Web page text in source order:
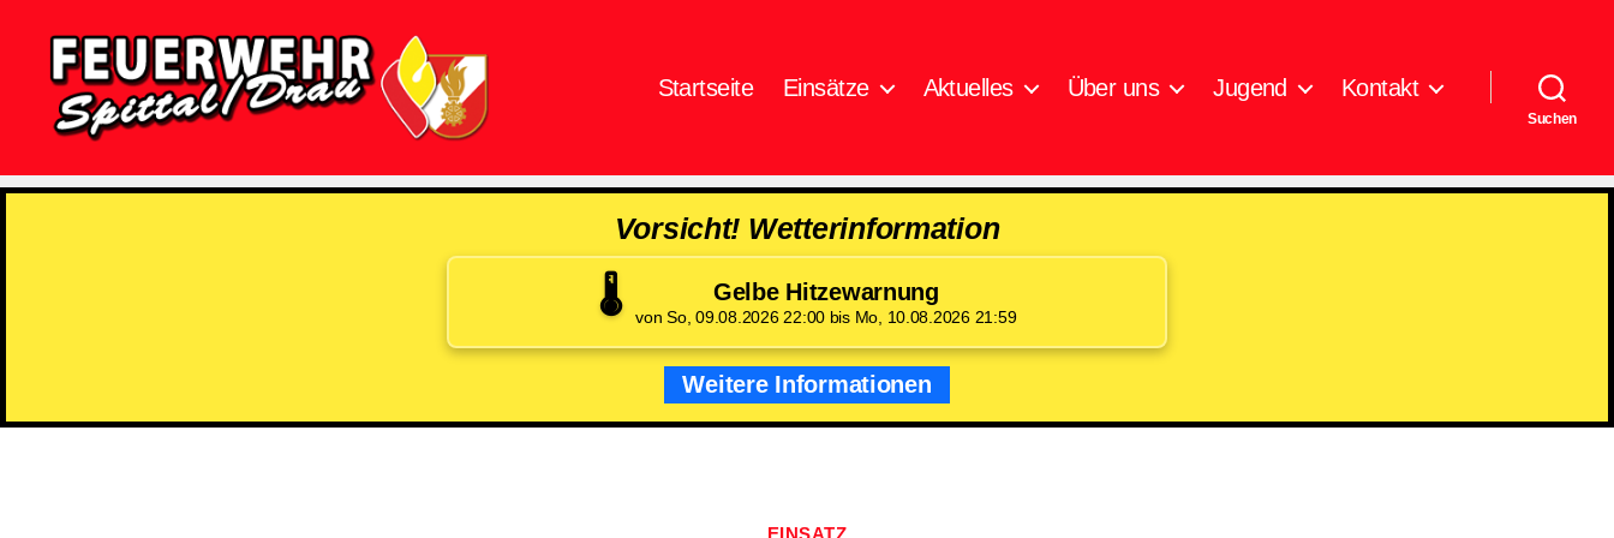
Spittal/Drau
Startseite Einsätze Aktuelles Über uns Jugend Kontakt
Suchen
Vorsicht! Wetterinformation
🌡️ Gelbe Hitzewarnung
von So, 09.08.2026 22:00 bis Mo, 10.08.2026 21:59
Weitere Informationen
Kategorien
EINSATZ